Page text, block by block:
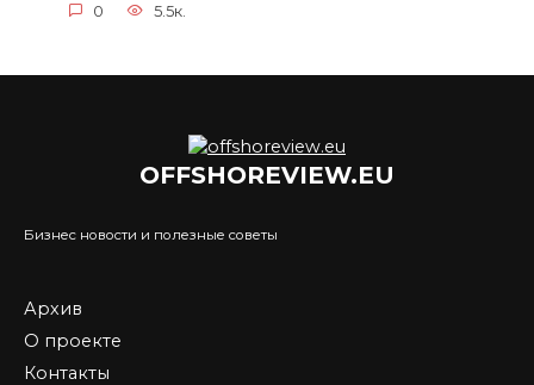
0 5.5к.
OFFSHOREVIEW.EU
Бизнес новости и полезные советы
Архив
О проекте
Контакты